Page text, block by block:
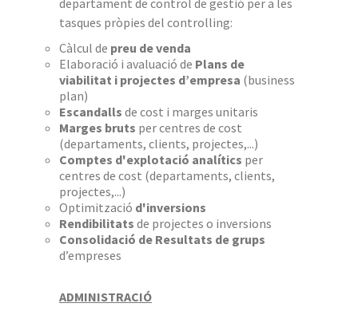
departament de control de gestió per a les
tasques pròpies del controlling:
Càlcul de preu de venda
Elaboració i avaluació de Plans de
viabilitat i projectes d’empresa (business
plan)
Escandalls de cost i marges unitaris
Marges bruts per centres de cost
(departaments, clients, projectes,...)
Comptes d'explotació analítics per
centres de cost (departaments, clients,
projectes,...)
Optimització d'inversions
Rendibilitats de projectes o inversions
Consolidació de Resultats de grups
d’empreses
ADMINISTRACIÓ